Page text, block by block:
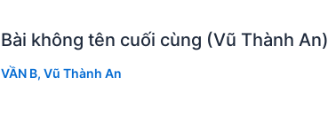
Bài không tên cuối cùng (Vũ Thành An)
VẦN B, Vũ Thành An